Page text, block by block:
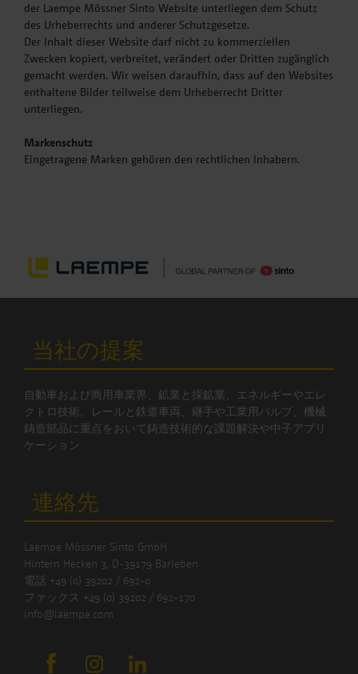
der Laempe Mössner Sinto Website unterliegen dem Schutz
des Urheberrechts und anderer Schutzgesetze.
Der Inhalt dieser Website darf nicht zu kommerziellen
Zwecken kopiert, verbreitet, verändert oder Dritten zugänglich
gemacht werden. Wir weisen daraufhin, dass auf den Websites
enthaltene Bilder teilweise dem Urheberrecht Dritter
unterliegen.
Markenschutz
Eingetragene Marken gehören den rechtlichen Inhabern.
当社の提案
自動車および商用車業界、鉱業と採鉱業、エネルギーやエレ
クトロ技術、レールと鉄道車両、継手や工業用バルブ、機械
鋳造部品に重点をおいて鋳造技術的な課題解決や中子アプリ
ケーション
連絡先
Laempe Mössner Sinto GmbH
Hintern Hecken 3, D-39179 Barleben
電話 +49 (0) 39202 / 692-0
ファックス +49 (0) 39202 / 692-170
info@laempe.com